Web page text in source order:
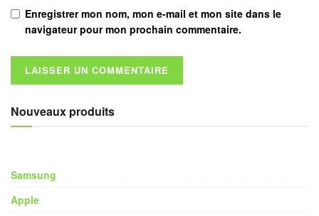
Enregistrer mon nom, mon e-mail et mon site dans le
navigateur pour mon prochain commentaire.
Nouveaux produits
Samsung
Apple